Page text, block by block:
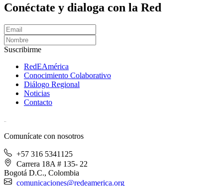
Conéctate y dialoga con la Red
Suscribirme
RedEAmérica
Conocimiento Colaborativo
Diálogo Regional
Noticias
Contacto
Comunícate con nosotros
+57 316 5341125
Carrera 18A # 135- 22
Bogotá D.C., Colombia
comunicaciones@redeamerica.org